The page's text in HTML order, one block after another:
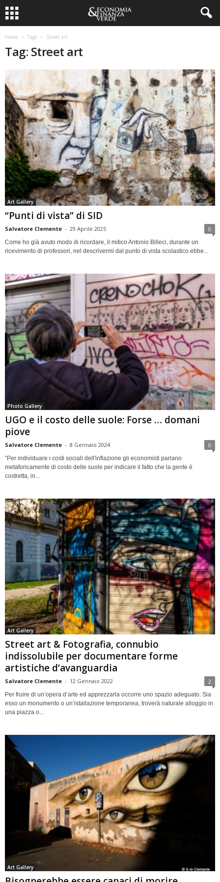
Home Tags Street art
Tag: Street art
Art Gallery
“Punti di vista” di SID
Salvatore Clemente - 29 Aprile 2025 0
Come ho già avuto modo di ricordare, il mitico Antonio Billeci, durante un
ricevimento di professori, nel descrivermi dal punto di vista scolastico ebbe...
Photo Gallery
UGO e il costo delle suole: Forse … domani
piove
Salvatore Clemente - 8 Gennaio 2024 0
“Per individuare i costi sociali dell'inflazione gli economisti parlano
metaforicamente di costo delle suole per indicare il fatto che la gente è
costretta, in...
Art Gallery
Street art & Fotografia, connubio
indissolubile per documentare forme
artistiche d’avanguardia
Salvatore Clemente - 12 Gennaio 2022 2
Per fruire di un’opera d’arte ed apprezzarla occorre uno spazio adeguato. Sia
esso un monumento o un’istallazione temporanea, troverà naturale alloggio in
una piazza o...
Art Gallery